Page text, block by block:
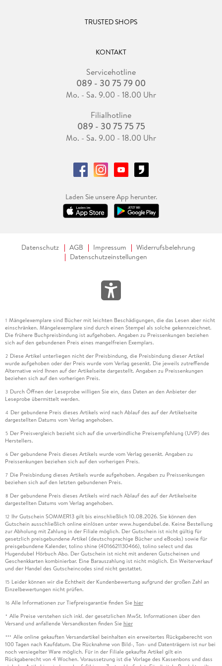
TRUSTED SHOPS
KONTAKT
Servicehotline
089 - 30 75 79 00
Mo. - Sa. 9.00 - 18.00 Uhr
Filialhotline
089 - 30 75 75 75
Mo. - Sa. 9.00 - 18.00 Uhr
Laden Sie unsere App herunter.
Datenschutz AGB Impressum
Widerrufsbelehrung
Datenschutzeinstellungen
1 Mängelexemplare sind Bücher mit leichten Beschädigungen, die das Lesen aber nicht
einschränken. Mängelexemplare sind durch einen Stempel als solche gekennzeichnet.
Die frühere Buchpreisbindung ist aufgehoben. Angaben zu Preissenkungen beziehen
sich auf den gebundenen Preis eines mangelfreien Exemplars.
2 Diese Artikel unterliegen nicht der Preisbindung, die Preisbindung dieser Artikel
wurde aufgehoben oder der Preis wurde vom Verlag gesenkt. Die jeweils zutreffende
Alternative wird Ihnen auf der Artikelseite dargestellt. Angaben zu Preissenkungen
beziehen sich auf den vorherigen Preis.
3 Durch Öffnen der Leseprobe willigen Sie ein, dass Daten an den Anbieter der
Leseprobe übermittelt werden.
4 Der gebundene Preis dieses Artikels wird nach Ablauf des auf der Artikelseite
dargestellten Datums vom Verlag angehoben.
5 Der Preisvergleich bezieht sich auf die unverbindliche Preisempfehlung (UVP) des
Herstellers.
6 Der gebundene Preis dieses Artikels wurde vom Verlag gesenkt. Angaben zu
Preissenkungen beziehen sich auf den vorherigen Preis.
7 Die Preisbindung dieses Artikels wurde aufgehoben. Angaben zu Preissenkungen
beziehen sich auf den letzten gebundenen Preis.
8 Der gebundene Preis dieses Artikels wird nach Ablauf des auf der Artikelseite
dargestellten Datums vom Verlag angehoben.
12 Ihr Gutschein SOMMER13 gilt bis einschließlich 10.08.2026. Sie können den
Gutschein ausschließlich online einlösen unter www.hugendubel.de. Keine Bestellung
zur Abholung mit Zahlung in der Filiale möglich. Der Gutschein ist nicht gültig für
gesetzlich preisgebundene Artikel (deutschsprachige Bücher und eBooks) sowie für
preisgebundene Kalender, tolino shine (4016621130466), tolino select und das
Hugendubel Hörbuch Abo. Der Gutschein ist nicht mit anderen Gutscheinen und
Geschenkkarten kombinierbar. Eine Barauszahlung ist nicht möglich. Ein Weiterverkauf
und der Handel des Gutscheincodes sind nicht gestattet.
15 Leider können wir die Echtheit der Kundenbewertung aufgrund der großen Zahl an
Einzelbewertungen nicht prüfen.
16 Alle Informationen zur Tiefpreisgarantie finden Sie hier
* Alle Preise verstehen sich inkl. der gesetzlichen MwSt. Informationen über den
Versand und anfallende Versandkosten finden Sie hier
*** Alle online gekauften Versandartikel beinhalten ein erweitertes Rückgaberecht von
100 Tagen nach Kaufdatum. Die Rücknahme von Bild-, Ton- und Datenträgern ist nur bei
noch versiegelter Ware möglich. Für in der Filiale gekaufte Artikel gilt ein
Rückgaberecht von 4 Wochen. Voraussetzung ist die Vorlage des Kassenbons und dass